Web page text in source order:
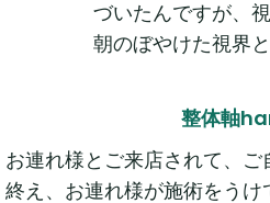
づいたんですが、
朝のぼやけた視界
整体軸
お連れ様とご来店されて、ご
終え、お連れ様が施術をうけ